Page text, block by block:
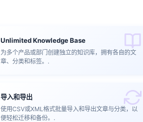
Unlimited Knowledge Base
为多个产品或部门创建独立的知识库，拥有各自的文
章、分类和标签。.
导入和导出
使用CSV或XML格式批量导入和导出文章与分类，以
便轻松迁移和备份。.